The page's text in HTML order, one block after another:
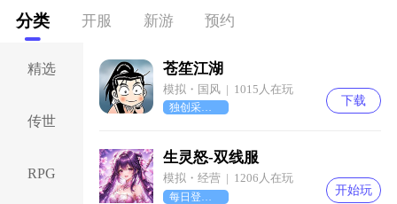
分类 开服 新游 预约
精选
传世
RPG
苍笙江湖
模拟・国风 | 1015人在玩
独创采集挂机系统
下载
生灵怒-双线服
模拟・经营 | 1206人在玩
每日登录领取好礼
开始玩